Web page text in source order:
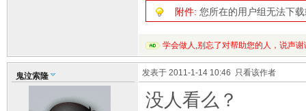
附件: 您所在的用户组无法下
学会做人,别忘了对帮助您的人，说声谢
鬼泣索隆 发表于 2011-1-14 10:46 只看该作者
没人看么？